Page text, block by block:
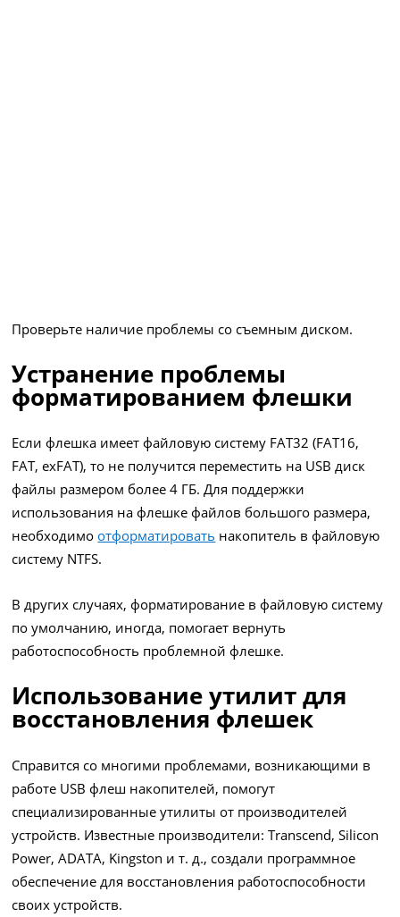
Проверьте наличие проблемы со съемным диском.
Устранение проблемы
форматированием флешки
Если флешка имеет файловую систему FAT32 (FAT16,
FAT, exFAT), то не получится переместить на USB диск
файлы размером более 4 ГБ. Для поддержки
использования на флешке файлов большого размера,
необходимоотформатировать накопитель в файловую
систему NTFS.
В других случаях, форматирование в файловую систему
по умолчанию, иногда, помогает вернуть
работоспособность проблемной флешке.
Использование утилит для
восстановления флешек
Справится со многими проблемами, возникающими в
работе USB флеш накопителей, помогут
специализированные утилиты от производителей
устройств. Известные производители: Transcend, Silicon
Power, ADATA, Kingston и т. д., создали программное
обеспечение для восстановления работоспособности
своих устройств.